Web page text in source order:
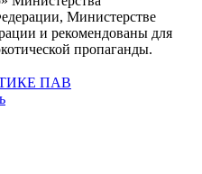
Министерстве
и рекомендованы для
пропаганды.
ПАВ